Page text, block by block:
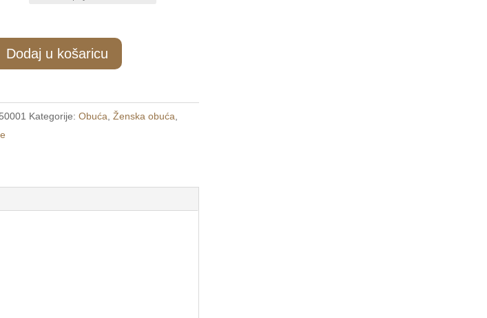
Dodaj u košaricu
Kategorije:Obuća ,Ženska obuća